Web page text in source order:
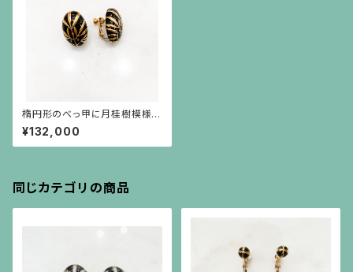
楕円形のべっ甲に月桂樹模様の
金高蒔絵のイヤリング
¥132,000
同じカテゴリの商品